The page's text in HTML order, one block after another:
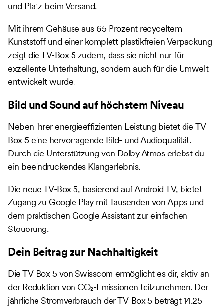
und Platz beim Versand.
Mit ihrem Gehäuse aus 65 Prozent recyceltem
Kunststoff und einer komplett plastikfreien Verpackung
zeigt die TV-Box 5 zudem, dass sie nicht nur für
exzellente Unterhaltung, sondern auch für die Umwelt
entwickelt wurde.
Bild und Sound auf höchstem Niveau
Neben ihrer energieeffizienten Leistung bietet die TV-
Box 5 eine hervorragende Bild- und Audioqualität.
Durch die Unterstützung von Dolby Atmos erlebst du
ein beeindruckendes Klangerlebnis.
Die neue TV-Box 5, basierend auf Android TV, bietet
Zugang zu Google Play mit Tausenden von Apps und
dem praktischen Google Assistant zur einfachen
Steuerung.
Dein Beitrag zur Nachhaltigkeit
Die TV-Box 5 von Swisscom ermöglicht es dir, aktiv an
der Reduktion von CO₂-Emissionen teilzunehmen. Der
jährliche Stromverbrauch der TV-Box 5 beträgt 14.25